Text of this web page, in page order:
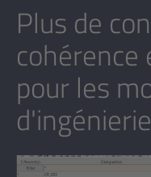
Plus de
pour les
d'ingénierie